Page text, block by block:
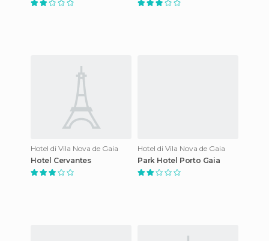
Hotel di Vila Nova de Gaia
Hotel Cervantes
Hotel di Vila Nova de Gaia
Park Hotel Porto Gaia